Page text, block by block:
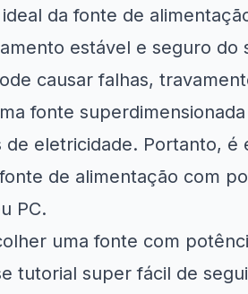
ideal dafonte de
estável e seguro do
causar falhas,
fonte
eletricidade. Portanto, é
de alimentação com
PC.
uma fonte com
tutorial super fácil de
Amazon